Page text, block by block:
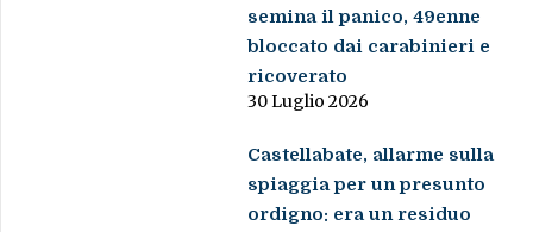
semina il panico, 49enne
bloccato dai carabinieri e
ricoverato
30 Luglio 2026
Castellabate, allarme sulla
spiaggia per un presunto
ordigno: era un residuo